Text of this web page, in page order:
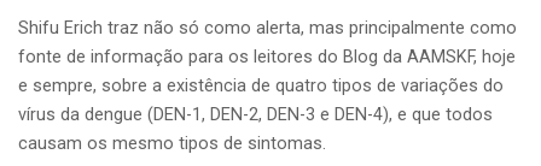
Shifu Erich traz não só como alerta, mas principalmente como
fonte de informação para os leitores do Blog da AAMSKF, hoje
e sempre, sobre a existência de quatro tipos de variações do
vírus da dengue (DEN-1, DEN-2, DEN-3 e DEN-4), e que todos
causam os mesmo tipos de sintomas.